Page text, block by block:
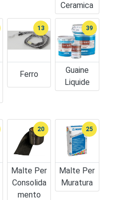
Ceramica
Ferro
13
Guaine
Liquide
39
Malte Per
Consolida
Mento
20
Malte Per
Muratura
25